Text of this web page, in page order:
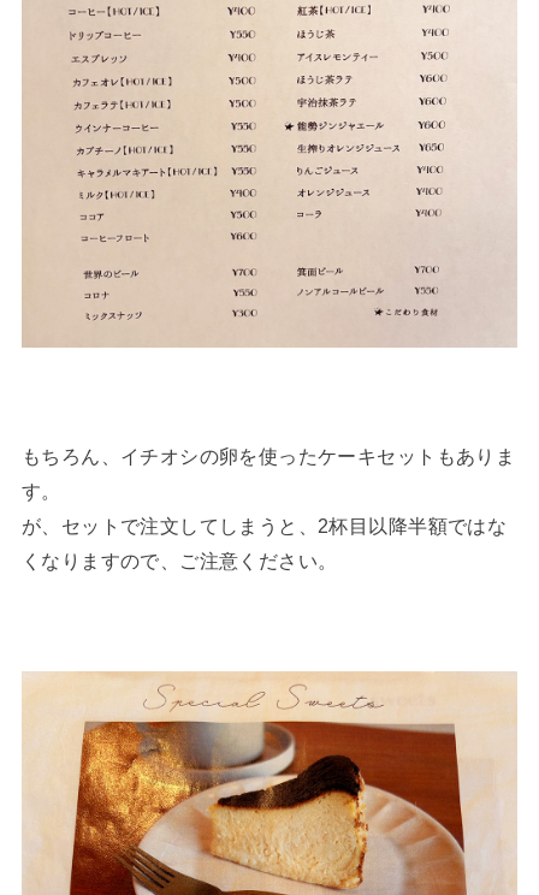
もちろん、イチオシの卵を使ったケーキセットもありま
す。
が、セットで注文してしまうと、2杯目以降半額ではな
くなりますので、ご注意ください。